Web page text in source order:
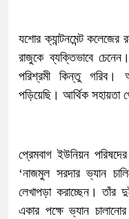
যশোর ক্যান্টনমেন্ট কলেজের
রাজুকে ব্যক্তিভাবে
পরিশ্রমী কিন্তু গরিব।
পড়িয়েছি। আর্থিক
প্রেমবাগ ইউনিয়ন
‘নাজমুল সরদার ভ্যান
লেখাপড়া করাচ্ছেন। তাঁর
একার পক্ষে ভ্যান